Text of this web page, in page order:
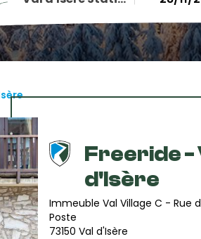
December
SUN MON TUE WED THU FRI
6
13 14 18 19
20 23 24
27 28 29 30 31
Freeride -
d'Isère
Immeuble Val Village C - Rue
Poste
73150 Val d'Isère